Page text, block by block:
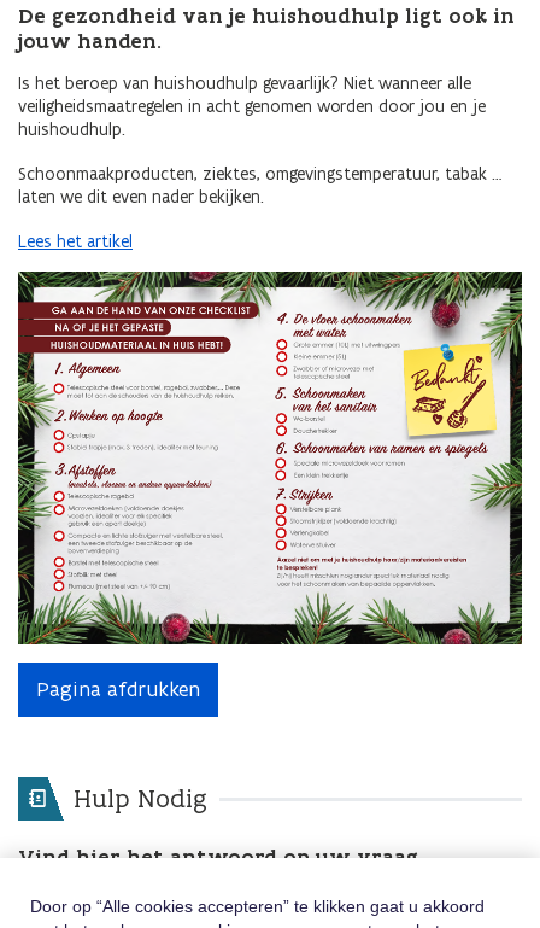
De gezondheid van je huishoudhulp ligt ook in
jouw handen.
Is het beroep van huishoudhulp gevaarlijk? Niet wanneer alle
veiligheidsmaatregelen in acht genomen worden door jou en je
huishoudhulp.
Schoonmaakproducten, ziektes, omgevingstemperatuur, tabak …
laten we dit even nader bekijken.
Lees het artikel
Pagina afdrukken
Hulp Nodig
Vind hier het antwoord op uw vraag
Zoekterms Zoeken
Door op “Alle cookies accepteren” te klikken gaat u akkoord